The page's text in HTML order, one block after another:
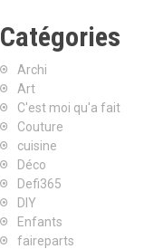
Catégories
Archi
Art
C'est moi qu'a fait
Couture
cuisine
Déco
Defi365
DIY
Enfants
faireparts